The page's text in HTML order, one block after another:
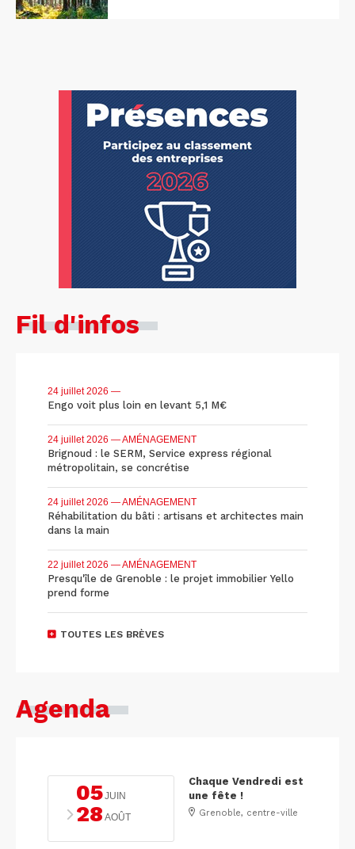
Fil d'infos
24 juillet 2026 —
Engo voit plus loin en levant 5,1 M€
24 juillet 2026 — AMÉNAGEMENT
Brignoud : le SERM, Service express régional
métropolitain, se concrétise
24 juillet 2026 — AMÉNAGEMENT
Réhabilitation du bâti : artisans et architectes main
dans la main
22 juillet 2026 — AMÉNAGEMENT
Presqu'île de Grenoble : le projet immobilier Yello
prend forme
TOUTES LES BRÈVES
Agenda
05JUIN
28 AOÛT
Chaque Vendredi est
une fête !
Grenoble, centre-ville